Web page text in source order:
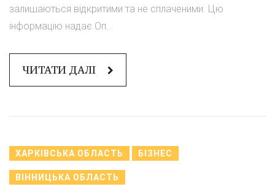
залишаються відкритими та не сплаченими. Цю
інформацію надає Оп...
ЧИТАТИ ДАЛІ
ХАРКІВСЬКА ОБЛАСТЬ БІЗНЕС
ВІННИЦЬКА ОБЛАСТЬ